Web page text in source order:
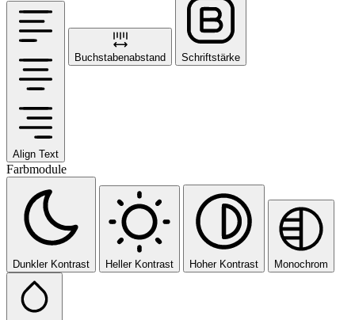
Align Text
Buchstabenabstand Schriftstärke
Farbmodule
Dunkler Kontrast Heller Kontrast Hoher Kontrast Monochrom